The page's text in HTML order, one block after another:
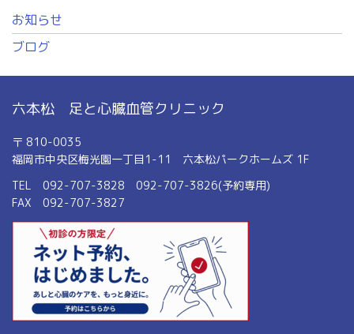
お知らせ
ブログ
六本松 足と心臓血管クリニック
〒 810-0035
福岡市中央区梅光園一丁目1-11 六本松パークホームズ 1F
TEL 092-707-3828 092-707-3826(予約専用)
FAX 092-707-3827